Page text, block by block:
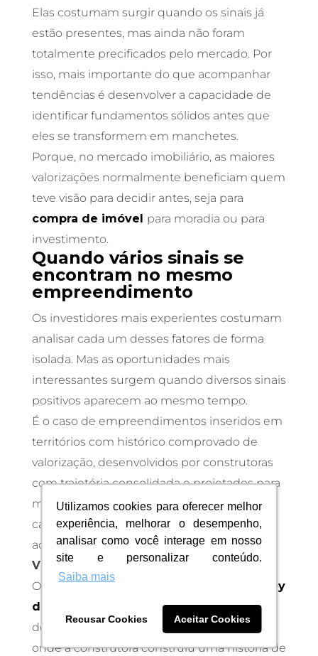
Utilizamos cookies para oferecer melhor
experiência, melhorar o desempenho,
analisar como você interage em nosso
site e personalizar conteúdo.
Saiba mais
Recusar Cookies Aceitar Cookies
Utilizamos cookies para oferecer melhor
experiência, melhorar o desempenho,
analisar como você interage em nosso
site e personalizar conteúdo.
Saiba mais
Recusar Cookies Aceitar Cookies
Elas costumam surgir quando os sinais já
estão presentes, mas ainda não foram
totalmente precificados pelo mercado. Por
isso, mais importante do que acompanhar
tendências é desenvolver a capacidade de
identificar fundamentos sólidos antes que
eles se transformem em manchetes.
Porque, no mercado imobiliário, as maiores
valorizações normalmente beneficiam quem
teve visão para decidir antes, seja para
compra de imóvel para moradia ou para
investimento.
Quando vários sinais se
encontram no mesmo
empreendimento
Os investidores mais experientes costumam
analisar cada um desses fatores de forma
isolada. Mas as oportunidades mais
interessantes surgem quando diversos sinais
positivos aparecem ao mesmo tempo.
É o caso de empreendimentos inseridos em
territórios com histórico comprovado de
valorização, desenvolvidos por construtoras
com trajetória consolidada e projetados para
manter competitividade ao longo dos anos,
características valorizadas por quem
acompanha omercado imobiliário de
Vitória e Vila Velha.
O
BARONE, lançamento da ARGO no
Jockey
de Itaparica
, nasce justamente dentro
dessa lógica. Localizado em uma região
onde a construtora construiu uma história de